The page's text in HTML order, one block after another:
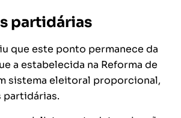
partidárias
que este ponto permanece da
a estabelecida na Reforma de
sistema eleitoral proporcional,
partidárias.